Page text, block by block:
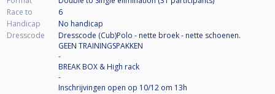
Race to
6
Handicap
No handicap
Dresscode
Dresscode (Cub)Polo - nette broek - nette schoenen.
GEEN TRAININGSPAKKEN
-
BREAK BOX & High rack
-
Inschrijvingen open op 10/12 om 13h